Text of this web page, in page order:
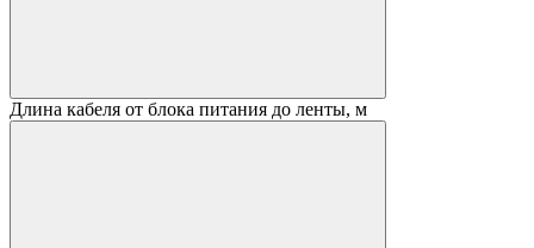
Длина кабеля от блока питания до ленты, м